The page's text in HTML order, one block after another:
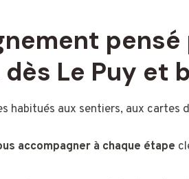
pensé
Le Puy et
habitués aux sentiers, aux
accompagner à chaque étape